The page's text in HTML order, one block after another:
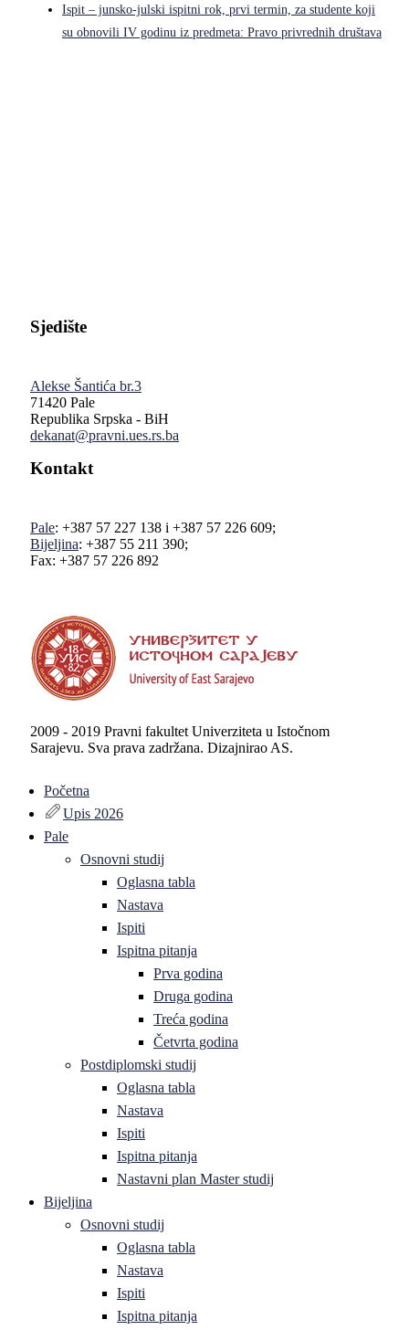
Ispit – junsko-julski ispitni rok, prvi termin, za studente koji
su obnovili IV godinu iz predmeta: Pravo privrednih društava
Sjedište
Alekse Šantića br.3
71420 Pale
Republika Srpska - BiH
dekanat@pravni.ues.rs.ba
Kontakt
Pale: +387 57 227 138 i +387 57 226 609;
Bijeljina: +387 55 211 390;
Fax: +387 57 226 892
2009 - 2019 Pravni fakultet Univerziteta u Istočnom
Sarajevu. Sva prava zadržana. Dizajnirao AS.
Početna
Upis 2026
Pale
Osnovni studij
Oglasna tabla
Nastava
Ispiti
Ispitna pitanja
Prva godina
Druga godina
Treća godina
Četvrta godina
Postdiplomski studij
Oglasna tabla
Nastava
Ispiti
Ispitna pitanja
Nastavni plan Master studij
Bijeljina
Osnovni studij
Oglasna tabla
Nastava
Ispiti
Ispitna pitanja